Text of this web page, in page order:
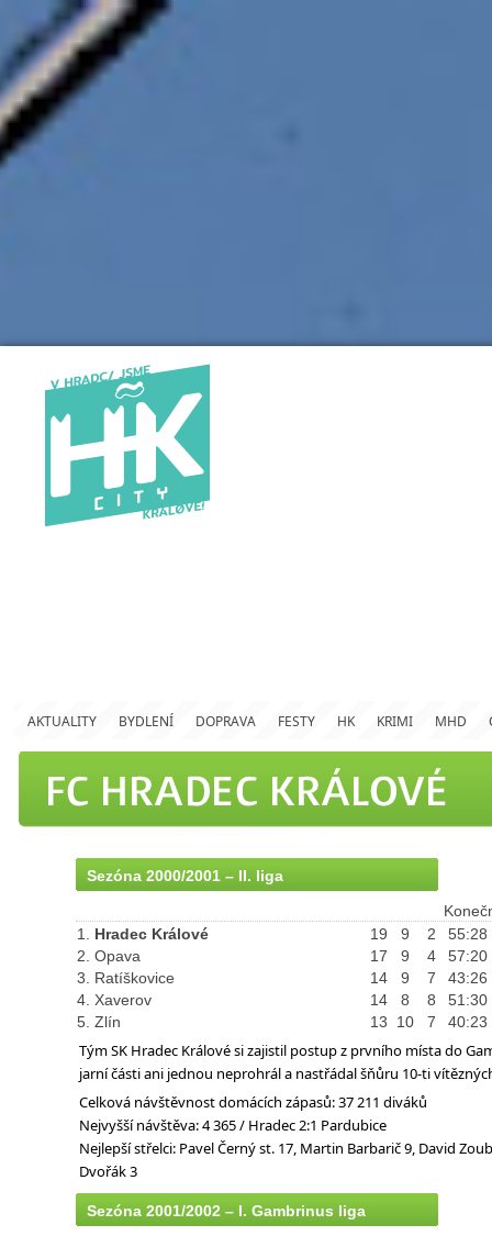
AKTUALITY BYDLENÍ DOPRAVA FESTY HK KRIMI MHD
Sezóna 2000/2001 – II. liga
1. Hradec Králové 19 9 2
55:28
2. Opava
17 9 4
57:20
3. Ratíškovice
14 9 7
43:26
4. Xaverov
14 8 8
51:30
5. Zlín
13 10 7 40:23
Tým SK Hradec Králové si zajistil postup z prvního místa do
jarní části ani jednou neprohrál a nastřádal šňůru 10-ti
Celková návštěvnost domácích zápasů: 37 211 diváků
Nejvyšší návštěva: 4 365 / Hradec 2:1 Pardubice
Nejlepší střelci: Pavel Černý st. 17, Martin Barbarič 9, David
Dvořák 3
Sezóna 2001/2002 – I. Gambrinus liga